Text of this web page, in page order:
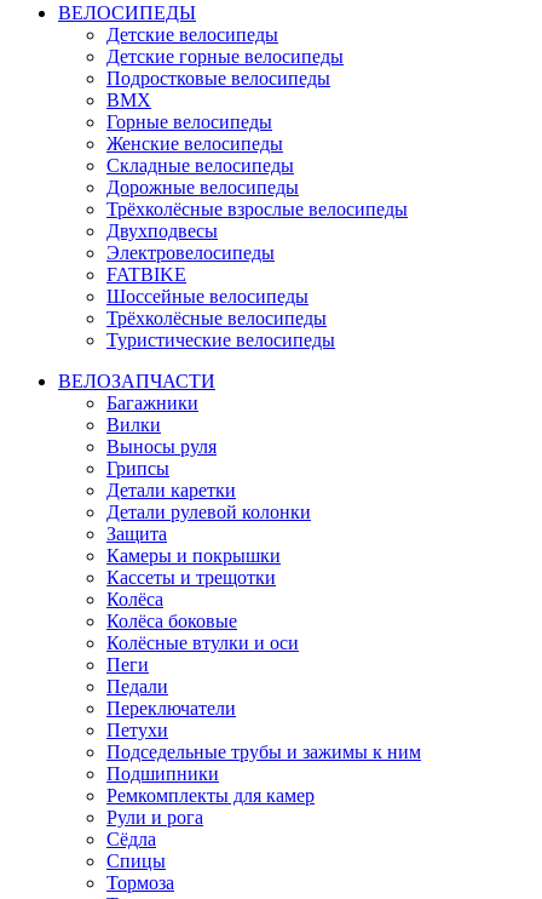
ВЕЛОСИПЕДЫ
Детские велосипеды
Детские горные велосипеды
Подростковые велосипеды
BMX
Горные велосипеды
Женские велосипеды
Складные велосипеды
Дорожные велосипеды
Трёхколёсные взрослые велосипеды
Двухподвесы
Электровелосипеды
FATBIKE
Шоссейные велосипеды
Трёхколёсные велосипеды
Туристические велосипеды
ВЕЛОЗАПЧАСТИ
Багажники
Вилки
Выносы руля
Грипсы
Детали каретки
Детали рулевой колонки
Защита
Камеры и покрышки
Кассеты и трещотки
Колёса
Колёса боковые
Колёсные втулки и оси
Пеги
Педали
Переключатели
Петухи
Подседельные трубы и зажимы к ним
Подшипники
Ремкомплекты для камер
Рули и рога
Сёдла
Спицы
Тормоза